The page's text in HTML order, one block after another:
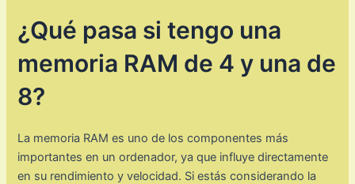
¿Qué pasa si tengo una
memoria RAM de 4 y una de
8?
La memoria RAM es uno de los componentes más
importantes en un ordenador, ya que influye directamente
en su rendimiento y velocidad. Si estás considerando la